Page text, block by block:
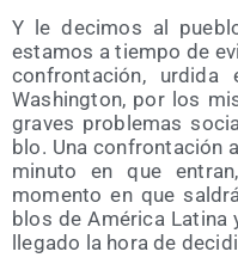
Y le deci­mos al
esta­mos a tiem­po de
con­fron­ta­ción,
Washing­ton, por los
gra­ves pro­ble­mas
blo. Una con­fron­ta­ción
minu­to en que
momen­to en que
blos de Amé­ri­ca Lati­na
lle­ga­do la hora de